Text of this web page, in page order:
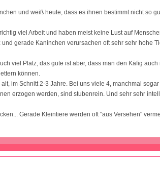
und weiß heute, dass es ihnen bestimmt nicht so
viel Arbeit und haben meist keine Lust auf
gerade Kaninchen verursachen oft sehr sehr hohe
viel Platz, das gute ist aber, dass man den Käfig
können.
im Schnitt 2-3 Jahre. Bei uns viele 4, manchmal sogar
erzogen werden, sind stubenrein. Und sehr sehr
Gerade Kleintiere werden oft "aus Versehen"